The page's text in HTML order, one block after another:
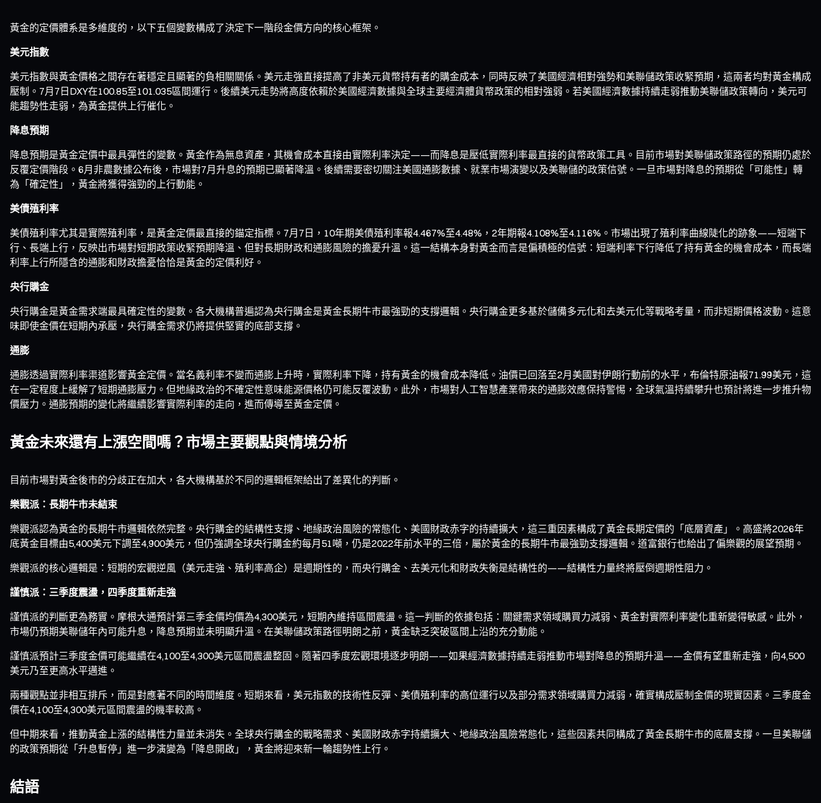
黃金的定價體系是多維度的，以下五個變數構成了決定下一階段金價方向的核心框架。
美元指數
美元指數與黃金價格之間存在著穩定且顯著的負相關關係。美元走強直接提高了非美元貨幣持有者的購金成本，同時反映了美國經濟相對強勢和美聯儲政策收緊預期，這兩者均對黃金構成
壓制。7月7日DXY在100.85至101.035區間運行。後續美元走勢將高度依賴於美國經濟數據與全球主要經濟體貨幣政策的相對強弱。若美國經濟數據持續走弱推動美聯儲政策轉向，美元可
能趨勢性走弱，為黃金提供上行催化。
降息預期
降息預期是黃金定價中最具彈性的變數。黃金作為無息資產，其機會成本直接由實際利率決定——而降息是壓低實際利率最直接的貨幣政策工具。目前市場對美聯儲政策路徑的預期仍處於
反覆定價階段。6月非農數據公布後，市場對7月升息的預期已顯著降溫。後續需要密切關注美國通膨數據、就業市場演變以及美聯儲的政策信號。一旦市場對降息的預期從「可能性」轉
為「確定性」，黃金將獲得強勁的上行動能。
美債殖利率
美債殖利率尤其是實際殖利率，是黃金定價最直接的錨定指標。7月7日，10年期美債殖利率報4.467%至4.48%，2年期報4.108%至4.116%。市場出現了殖利率曲線陡化的跡象——短端下
行、長端上行，反映出市場對短期政策收緊預期降溫、但對長期財政和通膨風險的擔憂升溫。這一結構本身對黃金而言是偏積極的信號：短端利率下行降低了持有黃金的機會成本，而長端
利率上行所隱含的通膨和財政擔憂恰恰是黃金的定價利好。
央行購金
央行購金是黃金需求端最具確定性的變數。各大機構普遍認為央行購金是黃金長期牛市最強勁的支撐邏輯。央行購金更多基於儲備多元化和去美元化等戰略考量，而非短期價格波動。這意
味即使金價在短期內承壓，央行購金需求仍將提供堅實的底部支撐。
通膨
通膨透過實際利率渠道影響黃金定價。當名義利率不變而通膨上升時，實際利率下降，持有黃金的機會成本降低。油價已回落至2月美國對伊朗行動前的水平，布倫特原油報71.99美元，這
在一定程度上緩解了短期通膨壓力。但地緣政治的不確定性意味能源價格仍可能反覆波動。此外，市場對人工智慧產業帶來的通膨效應保持警惕，全球氣溫持續攀升也預計將進一步推升物
價壓力。通膨預期的變化將繼續影響實際利率的走向，進而傳導至黃金定價。
黃金未來還有上漲空間嗎？市場主要觀點與情境分析
目前市場對黃金後市的分歧正在加大，各大機構基於不同的邏輯框架給出了差異化的判斷。
樂觀派：長期牛市未結束
樂觀派認為黃金的長期牛市邏輯依然完整。央行購金的結構性支撐、地緣政治風險的常態化、美國財政赤字的持續擴大，這三重因素構成了黃金長期定價的「底層資產」。高盛將2026年
底黃金目標由5,400美元下調至4,900美元，但仍強調全球央行購金約每月51噸，仍是2022年前水平的三倍，屬於黃金的長期牛市最強勁支撐邏輯。道富銀行也給出了偏樂觀的展望預期。
樂觀派的核心邏輯是：短期的宏觀逆風（美元走強、殖利率高企）是週期性的，而央行購金、去美元化和財政失衡是結構性的——結構性力量終將壓倒週期性阻力。
謹慎派：三季度震盪，四季度重新走強
謹慎派的判斷更為務實。摩根大通預計第三季金價均價為4,300美元，短期內維持區間震盪。這一判斷的依據包括：關鍵需求領域購買力減弱、黃金對實際利率變化重新變得敏感。此外，
市場仍預期美聯儲年內可能升息，降息預期並未明顯升溫。在美聯儲政策路徑明朗之前，黃金缺乏突破區間上沿的充分動能。
謹慎派預計三季度金價可能繼續在4,100至4,300美元區間震盪整固。隨著四季度宏觀環境逐步明朗——如果經濟數據持續走弱推動市場對降息的預期升溫——金價有望重新走強，向4,500
美元乃至更高水平邁進。
兩種觀點並非相互排斥，而是對應著不同的時間維度。短期來看，美元指數的技術性反彈、美債殖利率的高位運行以及部分需求領域購買力減弱，確實構成壓制金價的現實因素。三季度金
價在4,100至4,300美元區間震盪的機率較高。
但中期來看，推動黃金上漲的結構性力量並未消失。全球央行購金的戰略需求、美國財政赤字持續擴大、地緣政治風險常態化，這些因素共同構成了黃金長期牛市的底層支撐。一旦美聯儲
的政策預期從「升息暫停」進一步演變為「降息開啟」，黃金將迎來新一輪趨勢性上行。
結語